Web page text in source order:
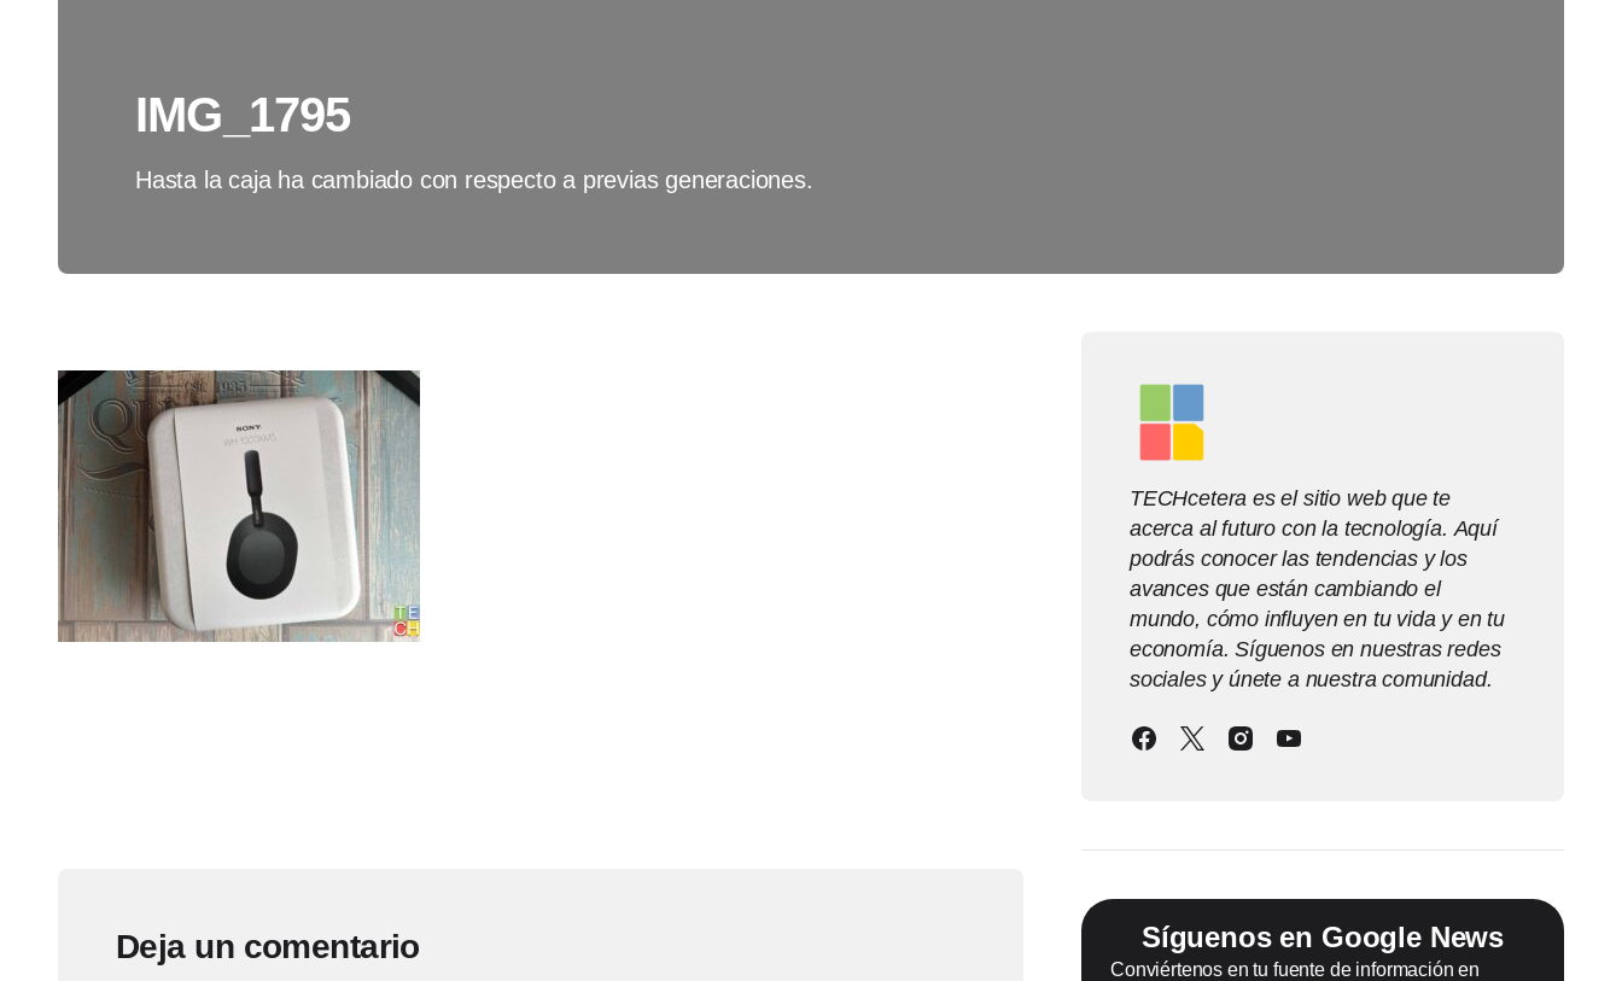
IMG_1795
Hasta la caja ha cambiado con respecto a previas generaciones.
Deja un comentario
TECHcetera es el sitio web que te
acerca al futuro con la tecnología. Aquí
podrás conocer las tendencias y los
avances que están cambiando el
mundo, cómo influyen en tu vida y en tu
economía. Síguenos en nuestras redes
sociales y únete a nuestra comunidad.
Síguenos en Google News
Conviértenos en tu fuente de información en